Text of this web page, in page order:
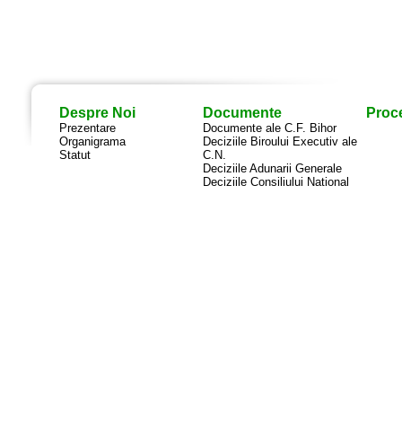
Despre Noi
Prezentare
Organigrama
Statut
Documente
Documente ale C.F. Bihor
Deciziile Biroului Executiv ale
C.N.
Deciziile Adunarii Generale
Deciziile Consiliului National